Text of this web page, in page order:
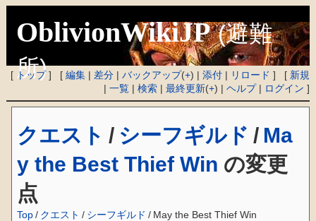
OblivionWikiJP (避難
所)
[ トップ] [編集 | 差分 |バックアップ(+) |添付 | リロード ] [ 新規
|一覧 |検索 |最終更新(+) |ヘルプ| ログイン ]
クエスト / シーフギルド / Ma
y the Best Thief Win の変更
点
Top / クエスト / シーフギルド / May the Best Thief Win